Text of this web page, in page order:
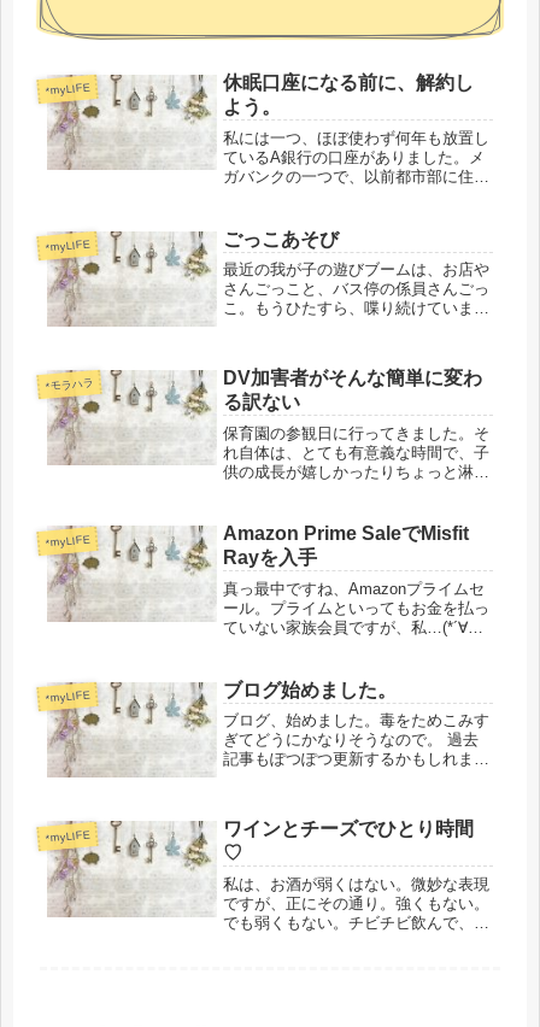
*myLIFE
休眠口座になる前に、解約し
よう。
私には一つ、ほぼ使わず何年も放置し
ているA銀行の口座がありました。メ
ガバンクの一つで、以前都市部に住ん
期もありました。 他にメガバンクが1
つ、地銀が1つ、ネットバンクが2つ
あ...
*myLIFE ごっこあそび
最近の我が子の遊びブームは、お店や
さんごっこと、バス停の係員さんごっ
こ。もうひたすら、喋り続けていま
さーい！コロコロ(キャリーバッグ)は
ここにしまってくださーい！ドア閉ま
り...
*モラハラ
DV加害者がそんな簡単に変わ
る訳ない
保育園の参観日に行ってきました。そ
れ自体は、とても有意義な時間で、子
供の成長が嬉しかったりちょっと淋し
きました。（顔見知りの方と挨拶した
り、一言二言しゃべったりはします。
が...
*myLIFE
Amazon Prime SaleでMisfit
Rayを入手
真っ最中ですね、Amazonプライムセ
ール。プライムといってもお金を払っ
ていない家族会員ですが、私…(*´∀｀
ー！！！ あまりにも動かない生活な
ので、活動量計...
*myLIFE ブログ始めました。
ブログ、始めました。毒をためこみす
ぎてどうにかなりそうなので。 過去
記事もぽつぽつ更新するかもしれませ
離婚に踏み切るときにも、判断材料に
なるように。 記憶はだんだん薄れる
か...
*myLIFE
ワインとチーズでひとり時間
♡
私は、お酒が弱くはない。微妙な表現
ですが、正にその通り。強くもない。
でも弱くもない。チビチビ飲んで、最